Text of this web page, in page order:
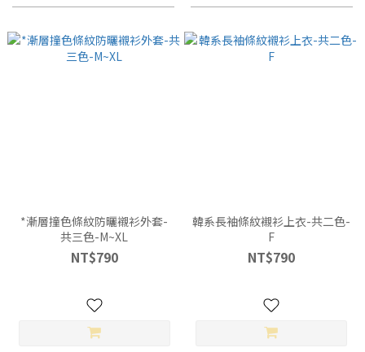
*漸層撞色條紋防曬襯衫外套-
共三色-M~XL
NT$790
韓系長袖條紋襯衫上衣-共二色-
F
NT$790